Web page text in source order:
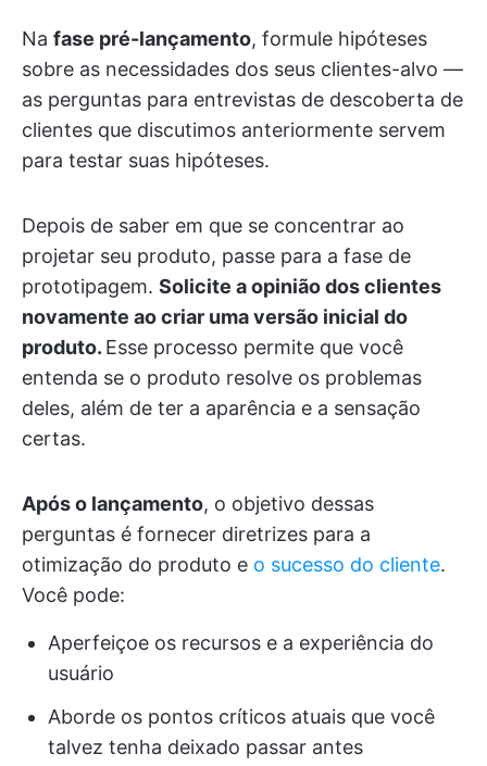
Na fase pré-lançamento, formule hipóteses
sobre as necessidades dos seus clientes-alvo —
as perguntas para entrevistas de descoberta de
clientes que discutimos anteriormente servem
para testar suas hipóteses.
Depois de saber em que se concentrar ao
projetar seu produto, passe para a fase de
prototipagem. Solicite a opinião dos clientes
novamente ao criar uma versão inicial do
produto. Esse processo permite que você
entenda se o produto resolve os problemas
deles, além de ter a aparência e a sensação
certas.
Após o lançamento, o objetivo dessas
perguntas é fornecer diretrizes para a
otimização do produto e o sucesso do cliente.
Você pode:
Aperfeiçoe os recursos e a experiência do
usuário
Aborde os pontos críticos atuais que você
talvez tenha deixado passar antes